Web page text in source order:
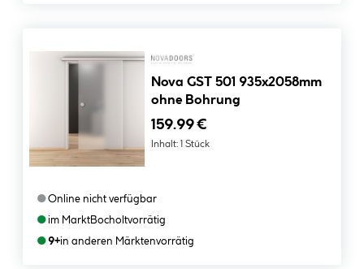
Nova GST 501 935x2058mm
ohne Bohrung
159.99 €
Inhalt: 1 Stück
●Online nicht verfügbar
●im MarktBocholtvorrätig
●9+in anderen Märktenvorrätig